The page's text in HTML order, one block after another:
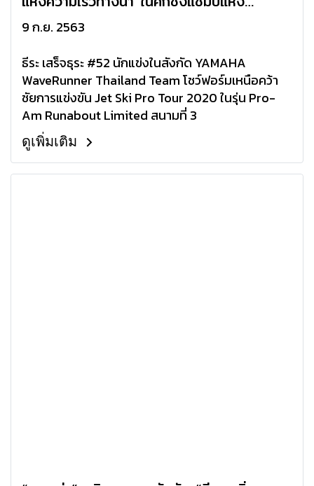
ประเทศไทย สนามที่ 3
9 ก.ย. 2563
ธีระ เสร็จธุระ #52 นักแข่งในสังกัด YAMAHA
WaveRunner Thailand Team โชว์ฟอร์มเหนือคว้า
ชัยการแข่งขัน Jet Ski Pro Tour 2020 ในรุ่น Pro-
Am Runabout Limited สนามที่ 3
ดูเพิ่มเติม